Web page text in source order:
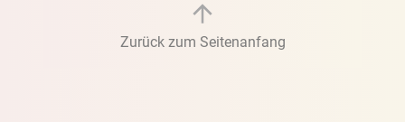
Zurück zum Seitenanfang